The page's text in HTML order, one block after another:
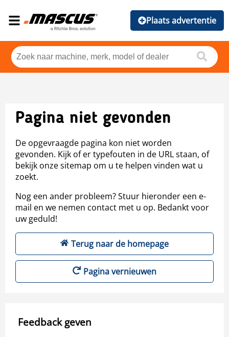
Plaats advertentie
Pagina niet gevonden
De opgevraagde pagina kon niet worden
gevonden. Kijk of er typefouten in de URL staan, of
bekijk onze sitemap om u te helpen vinden wat u
zoekt.
Nog een ander probleem? Stuur hieronder een e-
mail en we nemen contact met u op. Bedankt voor
uw geduld!
Terug naar de homepage
Pagina vernieuwen
Feedback geven